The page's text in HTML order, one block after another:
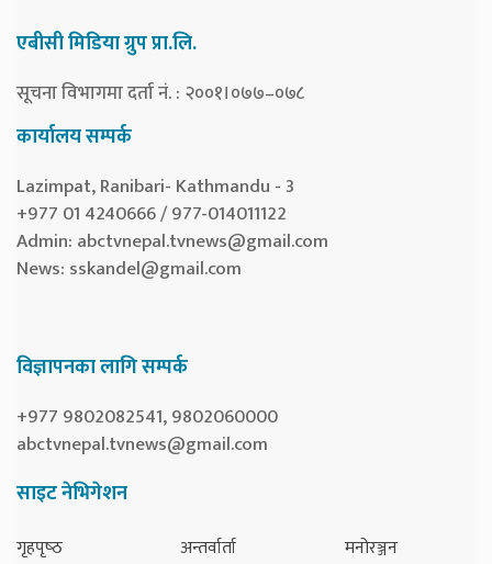
एबीसी मिडिया ग्रुप प्रा.लि.
सूचना विभागमा दर्ता नं. : २००१।०७७–०७८
कार्यालय सम्पर्क
Lazimpat, Ranibari- Kathmandu - 3
+977 01 4240666 / 977-014011122
Admin: abctvnepal.tvnews@gmail.com
News: sskandel@gmail.com
विज्ञापनका लागि सम्पर्क
+977 9802082541, 9802060000
abctvnepal.tvnews@gmail.com
साइट नेभिगेशन
गृहपृष्‍ठ
अन्तर्वार्ता
मनोरञ्जन